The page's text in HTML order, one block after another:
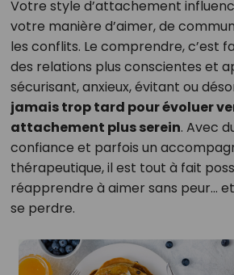
Votre style d’attachement
votre manière d’aimer, de
les conflits. Le comprendre, c’est
des relations plus conscientes et
sécurisant, anxieux, évitant ou
jamais trop tard pour évoluer
attachement plus serein. Avec
confiance et parfois un
thérapeutique, il est tout à fait
réapprendre à aimer sans peur…
se perdre.